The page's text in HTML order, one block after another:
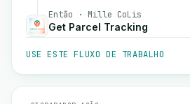
Então · Mille CoLis
Get Parcel Tracking
USE ESTE FLUXO DE TRABALHO